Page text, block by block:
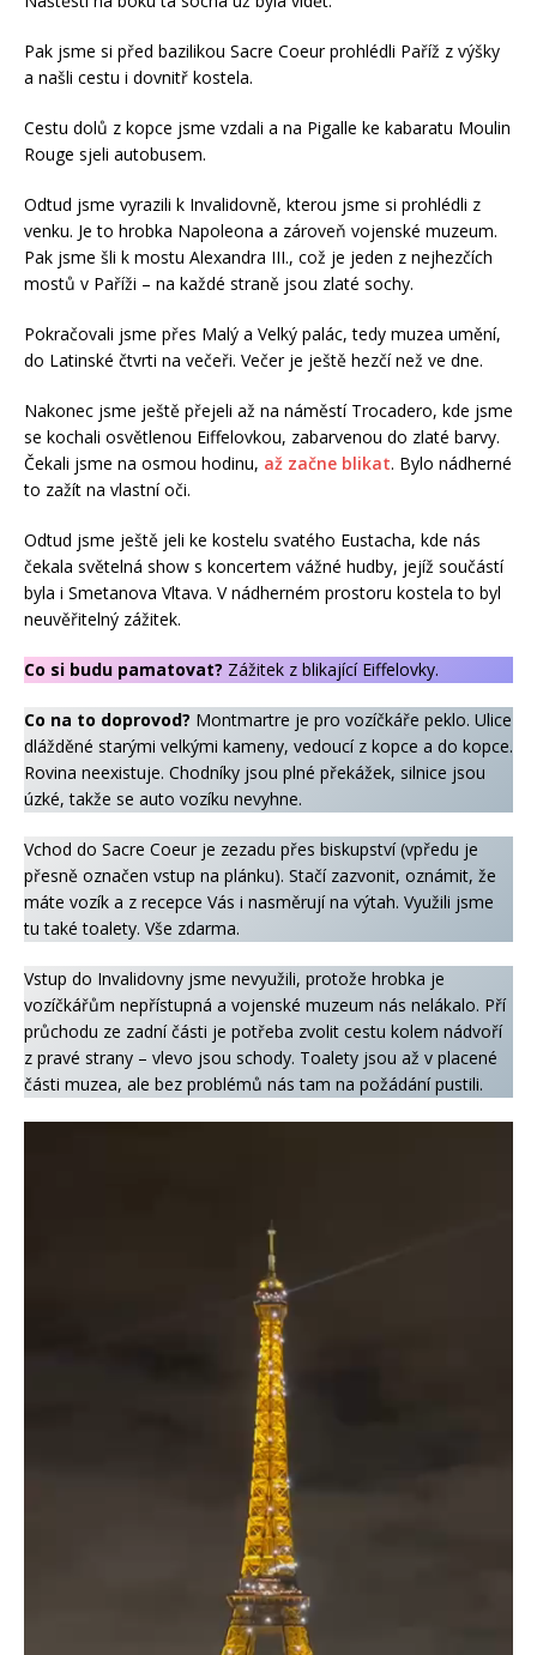
Pak jsme si před bazilikou Sacre Coeur prohlédli Paříž z výšky
a našli cestu i dovnitř kostela.
Cestu dolů z kopce jsme vzdali a na Pigalle ke kabaratu Moulin
Rouge sjeli autobusem.
Odtud jsme vyrazili k Invalidovně, kterou jsme si prohlédli z
venku. Je to hrobka Napoleona a zároveň vojenské muzeum.
Pak jsme šli k mostu Alexandra III., což je jeden z nejhezčích
mostů v Paříži – na každé straně jsou zlaté sochy.
Pokračovali jsme přes Malý a Velký palác, tedy muzea umění,
do Latinské čtvrti na večeři. Večer je ještě hezčí než ve dne.
Nakonec jsme ještě přejeli až na náměstí Trocadero, kde jsme
se kochali osvětlenou Eiffelovkou, zabarvenou do zlaté barvy.
Čekali jsme na osmou hodinu, až začne blikat. Bylo nádherné
to zažít na vlastní oči.
Odtud jsme ještě jeli ke kostelu svatého Eustacha, kde nás
čekala světelná show s koncertem vážné hudby, jejíž součástí
byla i Smetanova Vltava. V nádherném prostoru kostela to byl
neuvěřitelný zážitek.
Co si budu pamatovat? Zážitek z blikající Eiffelovky.
Co na to doprovod? Montmartre je pro vozíčkáře peklo. Ulice
dlážděné starými velkými kameny, vedoucí z kopce a do kopce.
Rovina neexistuje. Chodníky jsou plné překážek, silnice jsou
úzké, takže se auto vozíku nevyhne.
Vchod do Sacre Coeur je zezadu přes biskupství (vpředu je
přesně označen vstup na plánku). Stačí zazvonit, oznámit, že
máte vozík a z recepce Vás i nasměrují na výtah. Využili jsme
tu také toalety. Vše zdarma.
Vstup do Invalidovny jsme nevyužili, protože hrobka je
vozíčkářům nepřístupná a vojenské muzeum nás nelákalo. Pří
průchodu ze zadní části je potřeba zvolit cestu kolem nádvoří
z pravé strany – vlevo jsou schody. Toalety jsou až v placené
části muzea, ale bez problémů nás tam na požádání pustili.